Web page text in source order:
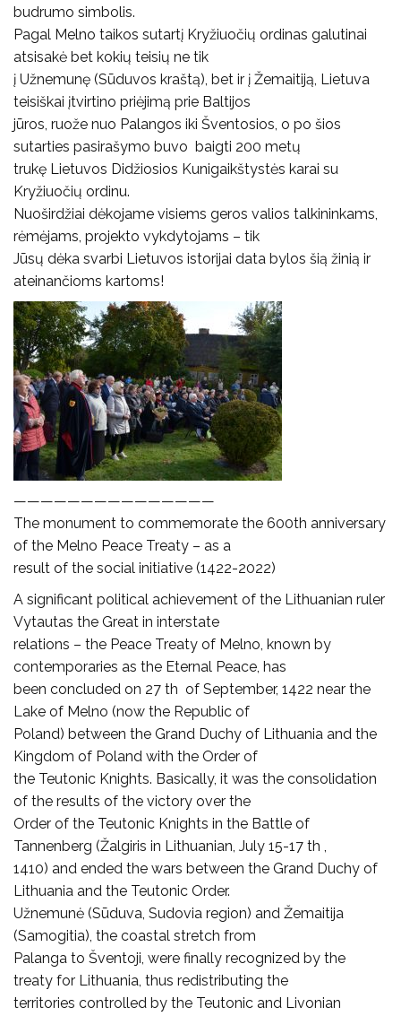
budrumo simbolis.
Pagal Melno taikos sutartį Kryžiuočių ordinas galutinai
atsisakė bet kokių teisių ne tik
į Užnemunę (Sūduvos kraštą), bet ir į Žemaitiją, Lietuva
teisiškai įtvirtino priėjimą prie Baltijos
jūros, ruože nuo Palangos iki Šventosios, o po šios
sutarties pasirašymo buvo baigti 200 metų
trukę Lietuvos Didžiosios Kunigaikštystės karai su
Kryžiuočių ordinu.
Nuoširdžiai dėkojame visiems geros valios talkininkams,
rėmėjams, projekto vykdytojams – tik
Jūsų dėka svarbi Lietuvos istorijai data bylos šią žinią ir
ateinančioms kartoms!
———————————————
The monument to commemorate the 600th anniversary
of the Melno Peace Treaty – as a
result of the social initiative (1422-2022)
A significant political achievement of the Lithuanian ruler
Vytautas the Great in interstate
relations – the Peace Treaty of Melno, known by
contemporaries as the Eternal Peace, has
been concluded on 27 th of September, 1422 near the
Lake of Melno (now the Republic of
Poland) between the Grand Duchy of Lithuania and the
Kingdom of Poland with the Order of
the Teutonic Knights. Basically, it was the consolidation
of the results of the victory over the
Order of the Teutonic Knights in the Battle of
Tannenberg (Žalgiris in Lithuanian, July 15-17 th ,
1410) and ended the wars between the Grand Duchy of
Lithuania and the Teutonic Order.
Užnemunė (Sūduva, Sudovia region) and Žemaitija
(Samogitia), the coastal stretch from
Palanga to Šventoji, were finally recognized by the
treaty for Lithuania, thus redistributing the
territories controlled by the Teutonic and Livonian